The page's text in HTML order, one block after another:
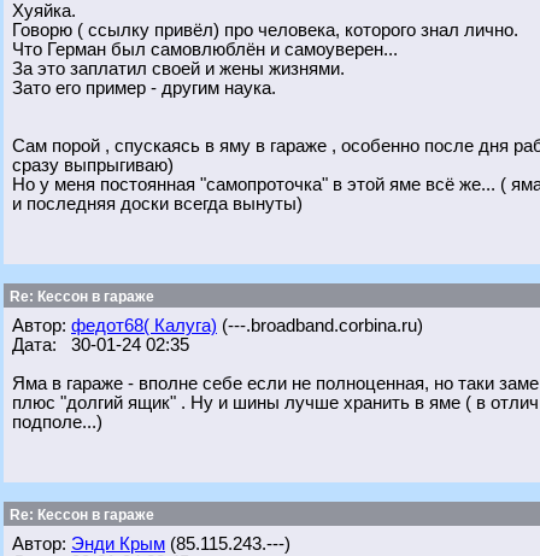
Хуяйка.
Говорю ( ссылку привёл) про человека, которого знал лично.
Что Герман был самовлюблён и самоуверен...
За это заплатил своей и жены жизнями.
Зато его пример - другим наука.
Сам порой , спускаясь в яму в гараже , особенно после дня
сразу выпрыгиваю)
Но у меня постоянная "самопроточка" в этой яме всё же... (
и последняя доски всегда вынуты)
Re: Кессон в гараже
Автор: федот68( Калуга) (---.broadband.corbina.ru)
Дата: 30-01-24 02:35
Яма в гараже - вполне себе если не полноценная, но таки
плюс "долгий ящик" . Ну и шины лучше хранить в яме ( в
подполе...)
Re: Кессон в гараже
Автор: Энди Крым (85.115.243.---)